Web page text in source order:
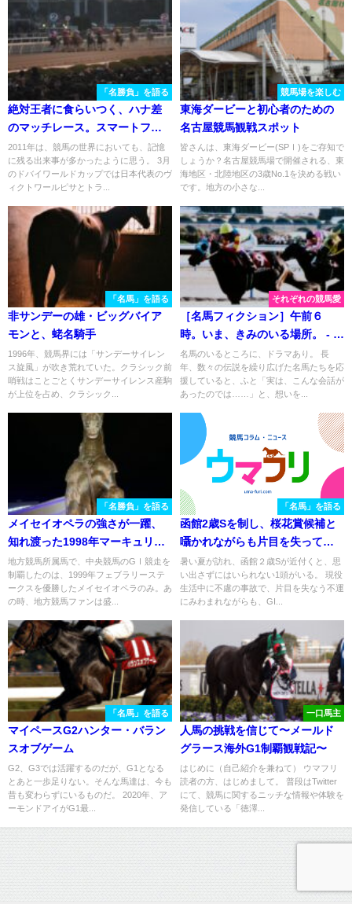
「名勝負」を語る
絶対王者に食らいつく、ハナ差
のマッチレース。スマートファ
ルコンvsワンダーアキュートが
火花を散らした2011年東京大賞
典を振り返る。
2011年は、競馬の世界においても、記憶
に残る出来事が多かったように思う。 3月
のドバイワールドカップでは日本代表のヴ
ィクトワールピサとトラ...
競馬場を楽しむ
東海ダービーと初心者のための
名古屋競馬観戦スポット
皆さんは、東海ダービー(SPⅠ)をご存知で
しょうか？名古屋競馬場で開催される、東
海地区・北陸地区の3歳No.1を決める戦い
です。地方の小さな...
「名馬」を語る
非サンデーの雄・ビッグバイア
モンと、蛯名騎手
1996年、競馬界には「サンデーサイレン
ス旋風」が吹き荒れていた。クラシック前
哨戦はことごとくサンデーサイレンス産駒
が上位を占め、クラシック...
それぞれの競馬愛
［名馬フィクション］午前６
時。いま、きみのいる場所。 - エ
リモダンディー、シルクジャス
ティス
名馬のいるところに、ドラマあり。 長
年、数々の伝説を繰り広げた名馬たちを応
援していると、ふと「実は、こんな会話が
あったのでは……」と、想いを...
「名勝負」を語る
メイセイオペラの強さが一躍、
知れ渡った1998年マーキュリー
C
地方競馬所属馬で、中央競馬のGⅠ競走を
制覇したのは、1999年フェブラリーステ
ークスを優勝したメイセイオペラのみ。あ
の時、地方競馬ファンは盛...
「名馬」を語る
函館2歳Sを制し、桜花賞候補と
囁かれながらも片目を失ってし
まった素質馬、ニシノチャーミ
ー
暑い夏が訪れ、函館２歳Sが近付くと、思
い出さずにはいられない1頭がいる。 現役
生活中に不慮の事故で、片目を失なう不運
にみわまれながらも、GI...
「名馬」を語る
マイペースG2ハンター・バラン
スオブゲーム
G2、G3では活躍するのだが、G1となる
とあと一歩足りない。そんな馬達は、今も
昔も変わらずにいるものだ。 2020年、ア
ーモンドアイがG1最...
一口馬主
人馬の挑戦を信じて〜メールド
グラース海外G1制覇観戦記〜
はじめに（自己紹介を兼ねて） ウマフリ
読者の方、はじめまして。 普段はTwitter
にて、競馬に関するニッチな情報や体験を
発信している「徳澤...